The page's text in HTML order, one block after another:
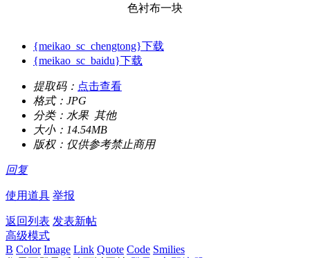
色衬布一块
{meikao_sc_chengtong}下载
{meikao_sc_baidu}下载
提取码： 点击查看
格式： JPG
分类： 水果 其他
大小： 14.54MB
版权： 仅供参考禁止商用
回复
使用道具 举报
返回列表 发表新帖
高级模式
B Color Image Link Quote Code Smilies